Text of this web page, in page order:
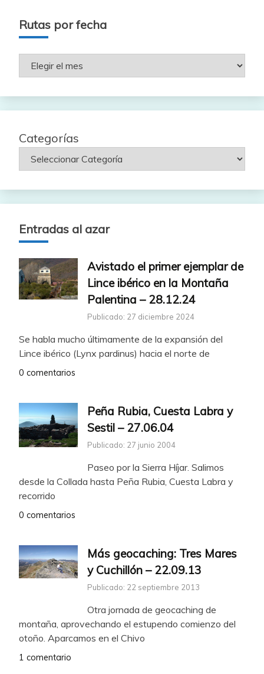
Rutas por fecha
Rutas
por
Categorías
Entradas al azar
Avistado el primer ejemplar de
Lince ibérico en la Montaña
Palentina – 28.12.24
Publicado: 27 diciembre 2024
Se habla mucho últimamente de la expansión del
Lince ibérico (Lynx pardinus) hacia el norte de
0 comentarios
Peña Rubia, Cuesta Labra y
Sestil – 27.06.04
Publicado: 27 junio 2004
Paseo por la Sierra Híjar. Salimos
desde la Collada hasta Peña Rubia, Cuesta Labra y
recorrido
0 comentarios
Más geocaching: Tres Mares
y Cuchillón – 22.09.13
Publicado: 22 septiembre 2013
Otra jornada de geocaching de
montaña, aprovechando el estupendo comienzo del
otoño. Aparcamos en el Chivo
1 comentario